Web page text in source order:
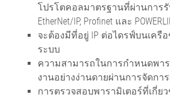
โปรโตคอลมาตรฐานที่ผ่านการรั
EtherNet/IP, Profinet และ
จะต้องมีที่อยู่ IP ต่อไดรฟ์บนเครื
ระบบ
ความสามารถในการกำหนดพา
งานอย่างง่านดายผ่านการจัดกา
การตรวจสอบพารามิเตอร์ที่เกี่ย